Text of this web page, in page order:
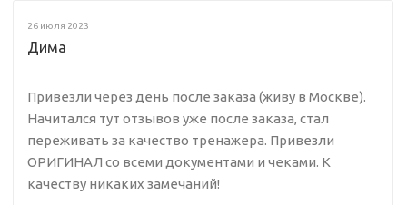
26 июля 2023
Дима
Привезли через день после заказа (живу в Москве).
Начитался тут отзывов уже после заказа, стал
переживать за качество тренажера. Привезли
ОРИГИНАЛ со всеми документами и чеками. К
качеству никаких замечаний!